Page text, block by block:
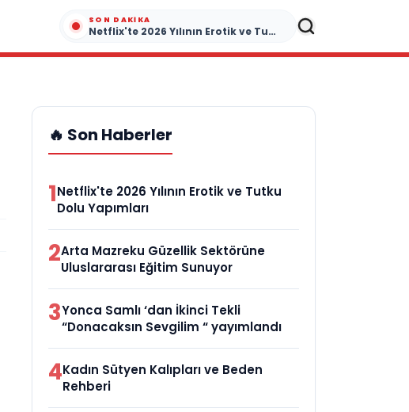
SON DAKIKA
Netflix'te 2026 Yılının Erotik ve Tutku Dolu Yapımları
🔥 Son Haberler
1Netflix'te 2026 Yılının Erotik ve Tutku
Dolu Yapımları
2Arta Mazreku Güzellik Sektörüne
Uluslararası Eğitim Sunuyor
3Yonca Samlı ‘dan İkinci Tekli
“Donacaksın Sevgilim “ yayımlandı
4Kadın Sütyen Kalıpları ve Beden
Rehberi